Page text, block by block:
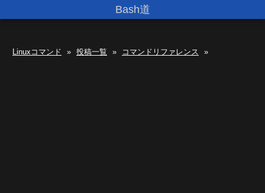
Bash道
Linuxコマンド » 投稿一覧 » コマンドリファレンス »